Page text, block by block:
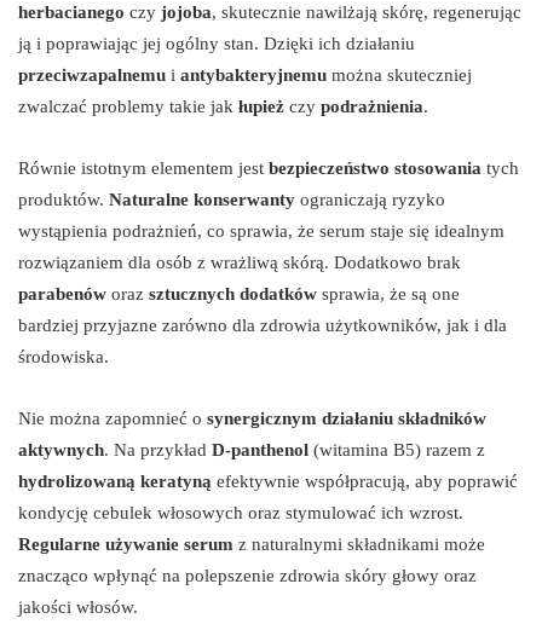
herbacianego czy jojoba, skutecznie nawilżają skórę, regenerując
ją i poprawiając jej ogólny stan. Dzięki ich działaniu
przeciwzapalnemu i antybakteryjnemu można skuteczniej
zwalczać problemy takie jak łupież czy podrażnienia.
Równie istotnym elementem jest bezpieczeństwo stosowania tych
produktów. Naturalne konserwanty ograniczają ryzyko
wystąpienia podrażnień, co sprawia, że serum staje się idealnym
rozwiązaniem dla osób z wrażliwą skórą. Dodatkowo brak
parabenów oraz sztucznych dodatków sprawia, że są one
bardziej przyjazne zarówno dla zdrowia użytkowników, jak i dla
środowiska.
Nie można zapomnieć o synergicznym działaniu składników
aktywnych. Na przykład D-panthenol (witamina B5) razem z
hydrolizowaną keratyną efektywnie współpracują, aby poprawić
kondycję cebulek włosowych oraz stymulować ich wzrost.
Regularne używanie serum z naturalnymi składnikami może
znacząco wpłynąć na polepszenie zdrowia skóry głowy oraz
jakości włosów.